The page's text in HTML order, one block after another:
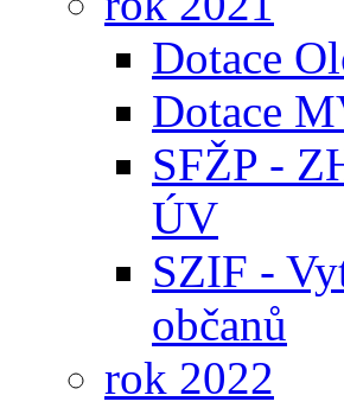
Dotace
Dotace
SFŽP -
ÚV
SZIF -
občanů
rok 2022